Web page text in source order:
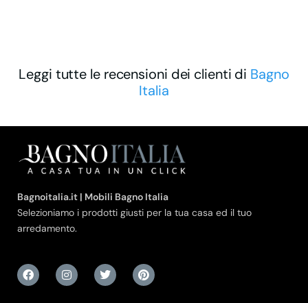
Leggi tutte le recensioni dei clienti di Bagno
Italia
Bagnoitalia.it | Mobili Bagno Italia
Selezioniamo i prodotti giusti per la tua casa ed il tuo
arredamento.